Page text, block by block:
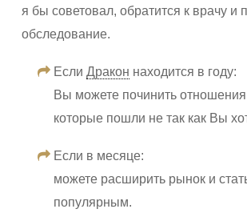
я бы советовал, обратится к врачу и
обследование.
Если Дракон находится в году:
Вы можете починить
которые пошли не так как Вы
Если в месяце:
можете расширить рынок и
популярным.